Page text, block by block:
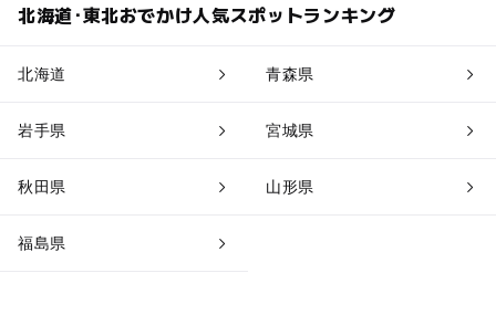
北海道･東北おでかけ人気スポットランキング
北海道 青森県
岩手県 宮城県
秋田県 山形県
福島県